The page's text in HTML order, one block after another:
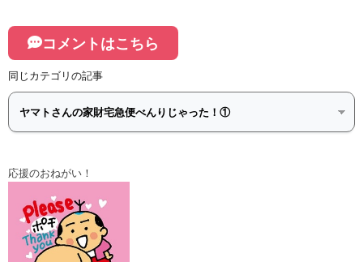
コメントはこちら
同じカテゴリの記事
応援のおねがい！